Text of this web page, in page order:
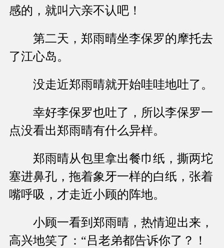
感的，就叫六亲不认吧！
第二天，郑雨晴坐李保罗的摩托去
了江心岛。
没走近郑雨晴就开始哇哇地吐了。
幸好李保罗也吐了，所以李保罗一
点没看出郑雨晴有什么异样。
郑雨晴从包里拿出餐巾纸，撕两坨
塞进鼻孔，拖着象牙一样的白纸，张着
嘴呼吸，才走近小顾的阵地。
小顾一看到郑雨晴，热情迎出来，
高兴地笑了：“吕老弟都告诉你了？！